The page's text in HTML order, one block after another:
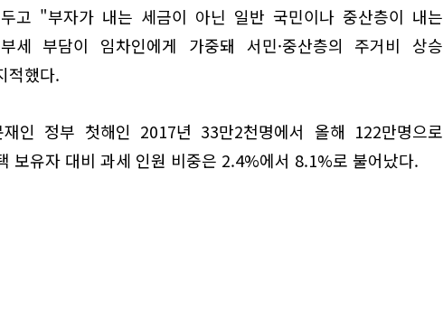
고 "부자가 내는 세금이 아닌 일반 국민이나 중산층이 내는
세 부담이 임차인에게 가중돼 서민·중산층의 주거비 상승
적했다.
인 정부 첫해인 2017년 33만2천명에서 올해 122만명으로
보유자 대비 과세 인원 비중은 2.4%에서 8.1%로 불어났다.